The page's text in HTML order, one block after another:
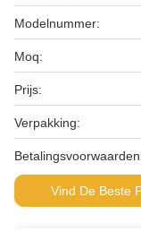
Modelnummer:
Moq:
Prijs:
Verpakking:
Vind De Beste